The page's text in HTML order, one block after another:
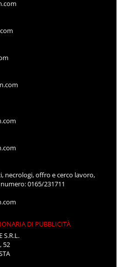
necrologi, offro e cerco lavoro,
0165/231711
DI PUBBLICITÀ
S.R.L.
52